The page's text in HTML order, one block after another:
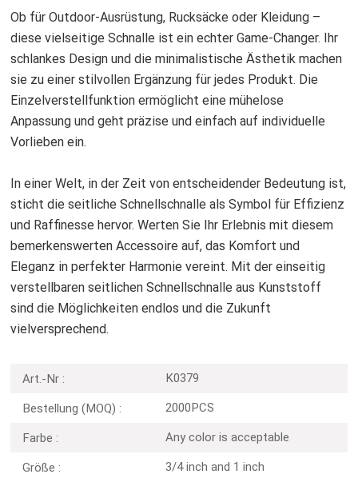
Ob für Outdoor-Ausrüstung, Rucksäcke oder Kleidung –
diese vielseitige Schnalle ist ein echter Game-Changer. Ihr
schlankes Design und die minimalistische Ästhetik machen
sie zu einer stilvollen Ergänzung für jedes Produkt. Die
Einzelverstellfunktion ermöglicht eine mühelose
Anpassung und geht präzise und einfach auf individuelle
Vorlieben ein.
In einer Welt, in der Zeit von entscheidender Bedeutung ist,
sticht die seitliche Schnellschnalle als Symbol für Effizienz
und Raffinesse hervor. Werten Sie Ihr Erlebnis mit diesem
bemerkenswerten Accessoire auf, das Komfort und
Eleganz in perfekter Harmonie vereint. Mit der einseitig
verstellbaren seitlichen Schnellschnalle aus Kunststoff
sind die Möglichkeiten endlos und die Zukunft
vielversprechend.
Art.-Nr : K0379
Bestellung (MOQ) : 2000PCS
Farbe : Any color is acceptable
Größe : 3/4 inch and 1 inch